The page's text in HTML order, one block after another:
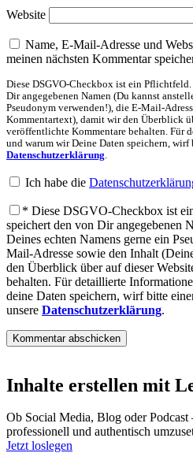
Website
Name, E-Mail-Adresse und
meinen nächsten Kommentar
Diese DSGVO-Checkbox ist ein
Dir angegebenen Namen (Du kannst
Pseudonym verwenden!), die E-Mail-
Kommentartext), damit wir den Überblick
veröffentlichte Kommentare behalten. Für
und warum wir Deine Daten speichern,
Datenschutzerklärung
Ich habe die
* Diese DSGVO-Checkbox ist
speichert den von Dir angegebenen
Deines echten Namens gerne ein
Mail-Adresse sowie den Inhalt
den Überblick über auf dieser
behalten. Für detaillierte
deine Daten speichern, wirf bitte
unsere Datenschutzerklärung.
Inhalte erstellen mit
Ob Social Media, Blog oder
professionell und authentisch
Jetzt loslegen